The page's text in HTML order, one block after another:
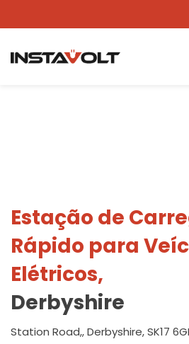
Ver outra localização
Estação de
Rápido para
Elétricos,
Derbyshire
Station Road,, Derbyshire, SK17